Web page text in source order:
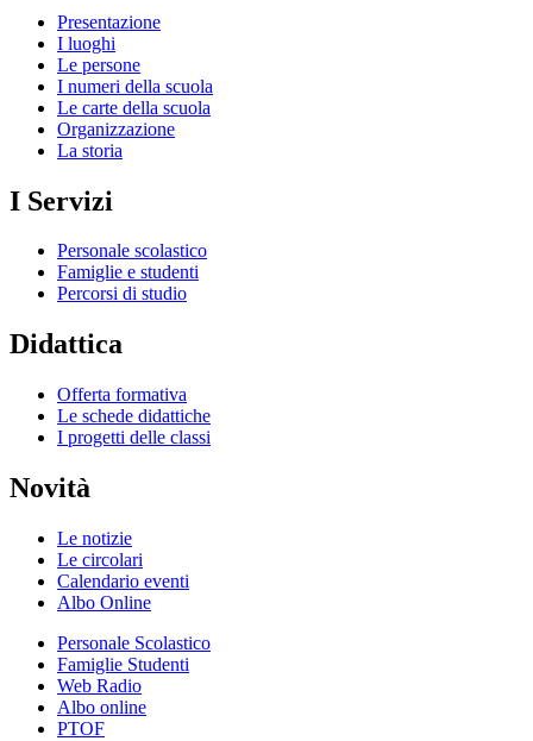
Presentazione
I luoghi
Le persone
I numeri della scuola
Le carte della scuola
Organizzazione
La storia
I Servizi
Personale scolastico
Famiglie e studenti
Percorsi di studio
Didattica
Offerta formativa
Le schede didattiche
I progetti delle classi
Novità
Le notizie
Le circolari
Calendario eventi
Albo Online
Personale Scolastico
Famiglie Studenti
Web Radio
Albo online
PTOF